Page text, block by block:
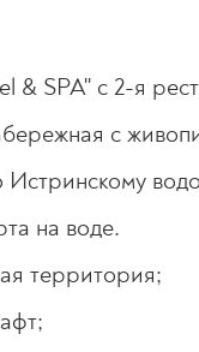
& SPA" с 2-я
с
Истринскому
на воде.
территория;